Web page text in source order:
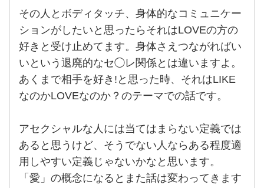
気
持
ち
す
り
合
わ
せ
み
た
その
人と
ボデ
ィタ
チ、
身体
的な
コミ
ュニ
ショ
ンが
した
いと
思っ
たら
それ
その人とボディタッチ、身体的なコミュニケー
ションがしたいと思ったらそれはLOVEの方の
好きと受け止めてます。身体さえつながればい
いという退廃的なセ◯レ関係とは違いますよ。
あくまで相手を好き!と思った時、それはLIKE
なのかLOVEなのか？のテーマでの話です。
アセクシャルな人には当てはまらない定義では
あると思うけど、そうでない人ならある程度適
用しやすい定義じゃないかなと思います。
「愛」の概念になるとまた話は変わってきます